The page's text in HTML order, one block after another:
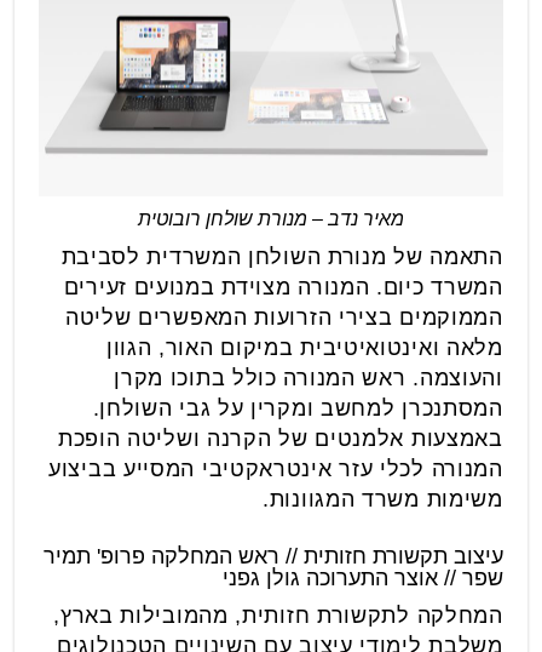
מאיר נדב – מנורת שולחן רובוטית
התאמה של מנורת השולחן המשרדית לסביבת
המשרד כיום. המנורה מצוידת במנועים זעירים
הממוקמים בצירי הזרועות המאפשרים שליטה
מלאה ואינטואיטיבית במיקום האור, הגוון
והעוצמה. ראש המנורה כולל בתוכו מקרן
המסתנכרן למחשב ומקרין על גבי השולחן.
באמצעות אלמנטים של הקרנה ושליטה הופכת
המנורה לכלי עזר אינטראקטיבי המסייע בביצוע
משימות משרד המגוונות.
עיצוב תקשורת חזותית // ראש המחלקה פרופ' תמיר
שפר // אוצר התערוכה גולן גפני
המחלקה לתקשורת חזותית, מהמובילות בארץ,
משלבת לימודי עיצוב עם השינויים הטכנולוגים